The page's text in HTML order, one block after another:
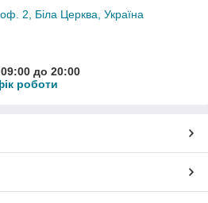
2, Біла Церква, Україна
до 20:00
роботи